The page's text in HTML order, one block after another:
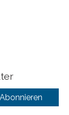
Abonnieren